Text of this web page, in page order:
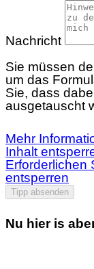
Nachricht
Sie müssen
um das
Sie, dass
ausgetauscht
Mehr
Inhalt
Erforderlichen
entsperren
Tipp absenden
Nu hier is